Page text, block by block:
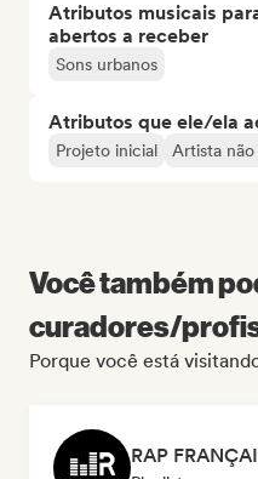
Atributos musicais
abertos a receber
Sons urbanos
Atributos que ele/ela
Projeto inicial Artista não
Você também
curadores/
Porque você está